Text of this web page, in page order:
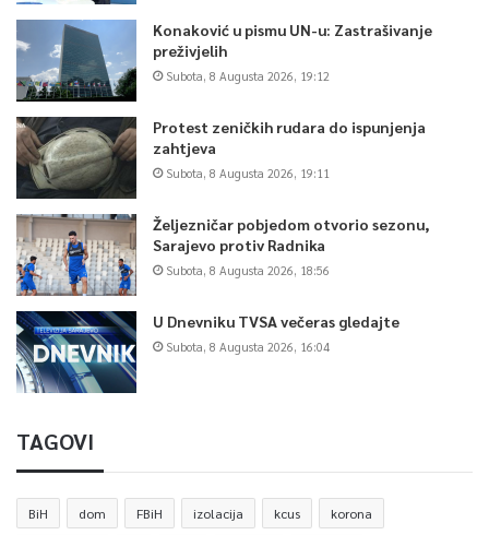
Konaković u pismu UN-u: Zastrašivanje
preživjelih
Subota, 8 Augusta 2026, 19:12
Protest zeničkih rudara do ispunjenja
zahtjeva
Subota, 8 Augusta 2026, 19:11
Željezničar pobjedom otvorio sezonu,
Sarajevo protiv Radnika
Subota, 8 Augusta 2026, 18:56
U Dnevniku TVSA večeras gledajte
Subota, 8 Augusta 2026, 16:04
TAGOVI
BiH dom FBiH izolacija kcus korona